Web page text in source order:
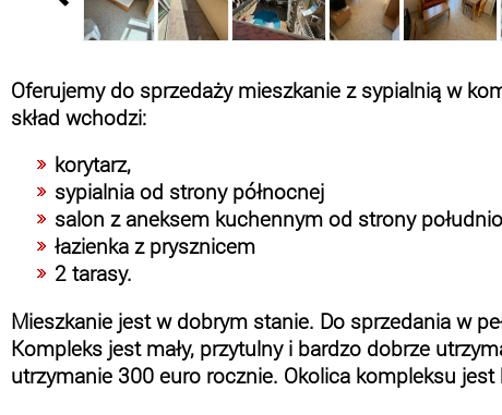
Oferujemy do sprzedaży mieszkanie z sypialnią w
skład wchodzi:
korytarz,
sypialnia od strony północnej
salon z aneksem kuchennym od strony
łazienka z prysznicem
2 tarasy.
Mieszkanie jest w dobrym stanie. Do sprzedania w
Kompleks jest mały, przytulny i bardzo dobrze
utrzymanie 300 euro rocznie. Okolica kompleksu